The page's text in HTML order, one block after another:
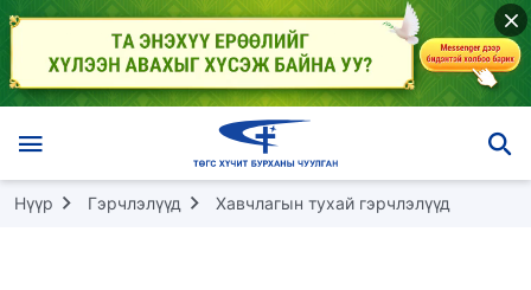
Нүүр Гэрчлэлүүд Хавчлагын тухай гэрчлэлүүд